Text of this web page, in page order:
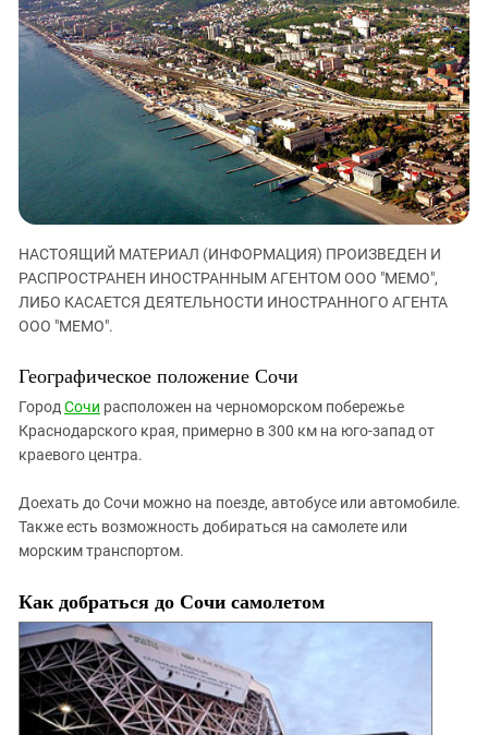
ЗАСТАВЛЯЕТ
КАВКАЗ ЗА ПАЛЕСТИНУ
ИНАКОМЫСЛИЕ В ЧЕЧНЕ
ПРЕСЛЕДОВАНИЕ АКТИВИСТОВ
МОБИЛИЗАЦИЯ И ПРОТЕСТЫ
Дагестан
Ингушетия
Кабардино-Балкария
Карачаево-Черкесия
Краснодарский край
Нагорный Карабах
Российская Федерация
Ростовская область
Северная Осетия - Алания
Ставропольский край
Чечня
Южная Осетия
ЮФО
НАСТОЯЩИЙ МАТЕРИАЛ (ИНФОРМАЦИЯ) ПРОИЗВЕДЕН И
РАСПРОСТРАНЕН ИНОСТРАННЫМ АГЕНТОМ ООО "МЕМО",
ЛИБО КАСАЕТСЯ ДЕЯТЕЛЬНОСТИ ИНОСТРАННОГО АГЕНТА
ООО "МЕМО".
Географическое положение Сочи
Город Сочи расположен на черноморском побережье
Краснодарского края, примерно в 300 км на юго-запад от
краевого центра.
Доехать до Сочи можно на поезде, автобусе или автомобиле.
Также есть возможность добираться на самолете или
морским транспортом.
Как добраться до Сочи самолетом